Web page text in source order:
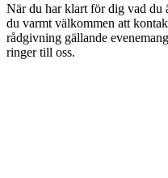
När du har klart för dig vad du
du varmt välkommen att
rådgivning gällande
ringer till oss.